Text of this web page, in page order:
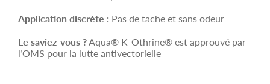
Application discrète : Pas de tache et sans odeur
Le saviez-vous ?Aqua® K-Othrine® est approuvé par
l’OMS pour la lutte antivectorielle